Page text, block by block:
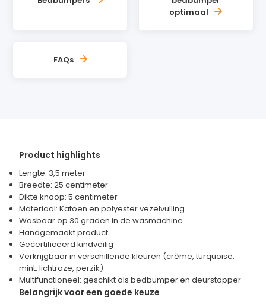
optimaal
FAQs
Product highlights
Lengte: 3,5 meter
Breedte: 25 centimeter
Dikte knoop: 5 centimeter
Materiaal: Katoen en polyester vezelvulling
Wasbaar op 30 graden in de wasmachine
Handgemaakt product
Gecertificeerd kindveilig
Verkrijgbaar in verschillende kleuren (crème, turquoise,
mint, lichtroze, perzik)
Multifunctioneel: geschikt als bedbumper en deurstopper
Belangrijk voor een goede keuze